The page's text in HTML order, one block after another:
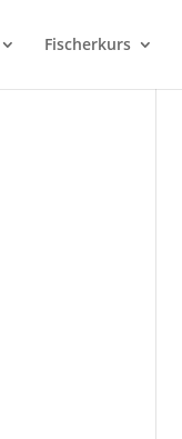
Fischerkurs